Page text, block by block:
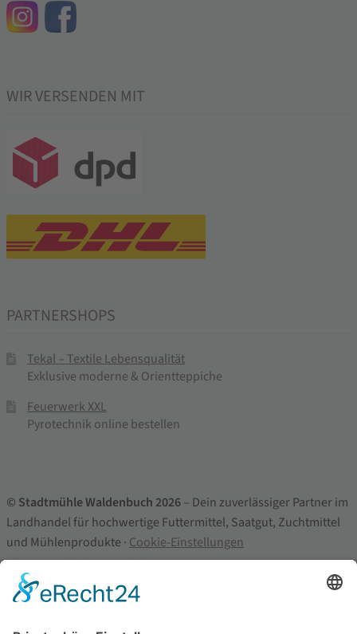
WIR VERSENDEN MIT
PARTNERSHOPS
Tekal – Textile Lebensqualität
Exklusive moderne & Orientteppiche
Feuerwerk XXL
Pyrotechnik online bestellen
© Stadtmühle Waldenbuch 2026– Dein zuverlässiger Partner im
Landhandel für hochwertige Futtermittel, Saatgut, Zuchtmittel
und Mühlenprodukte · Cookie-Einstellungen
Alle Preise inkl. der gesetzlichen MwSt.
Die durchgestrichenen Preise entsprechen dem bisherigen Preis in
diesem Online-Shop.